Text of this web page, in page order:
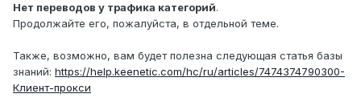
Нет переводов у трафика категорий.
Продолжайте его, пожалуйста, в отдельной теме.
Также, возможно, вам будет полезна следующая статья базы
знаний: https://help.keenetic.com/hc/ru/articles/7474374790300-
Клиент-прокси